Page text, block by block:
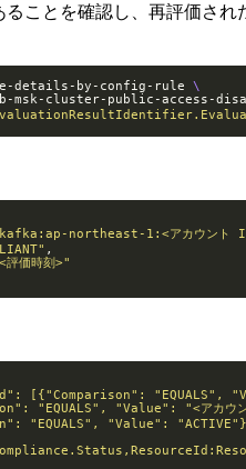
ことを確認し、再評価され
details-by-config-rule
msk-cluster-public-access-
northeast-1:<アカウント
評価時刻>"